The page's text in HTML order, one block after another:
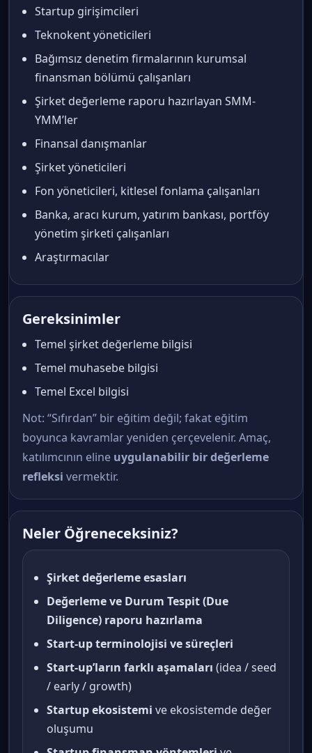
Startup girişimcileri
Teknokent yöneticileri
Bağımsız denetim firmalarının kurumsal
finansman bölümü çalışanları
Şirket değerleme raporu hazırlayan SMM-
YMM’ler
Finansal danışmanlar
Şirket yöneticileri
Fon yöneticileri, kitlesel fonlama çalışanları
Banka, aracı kurum, yatırım bankası, portföy
yönetim şirketi çalışanları
Araştırmacılar
Gereksinimler
Temel şirket değerleme bilgisi
Temel muhasebe bilgisi
Temel Excel bilgisi
Not: “Sıfırdan” bir eğitim değil; fakat eğitim
boyunca kavramlar yeniden çerçevelenir. Amaç,
katılımcının eline uygulanabilir bir değerleme
refleksi vermektir.
Neler Öğreneceksiniz?
Şirket değerleme esasları
Değerleme ve Durum Tespit (Due
Diligence) raporu hazırlama
Start-up terminolojisi ve süreçleri
Start-up’ların farklı aşamaları (idea / seed
/ early / growth)
Startup ekosistemi ve ekosistemde değer
oluşumu